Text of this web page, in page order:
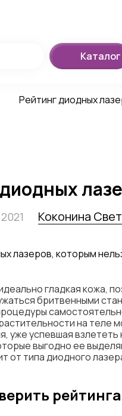
Каталог
Рейтинг диодных
Коконина
гладкая кожа,
бритвенными
на теле
уже успевшая
выгодно ее
от типа диодного